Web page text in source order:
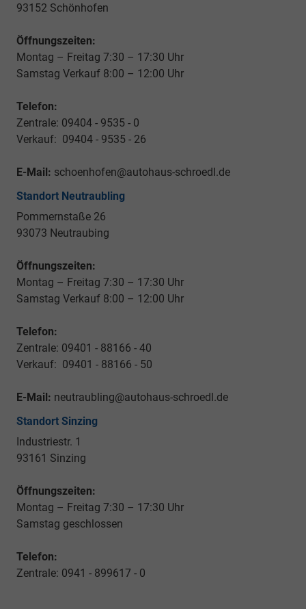
93152 Schönhofen
Öffnungszeiten:
Montag – Freitag 7:30 – 17:30 Uhr
Samstag Verkauf 8:00 – 12:00 Uhr
Telefon:
Zentrale: 09404 - 9535 - 0
Verkauf: 09404 - 9535 - 26
E-Mail: schoenhofen@autohaus-schroedl.de
Standort Neutraubling
Pommernstaße 26
93073 Neutraubing
Öffnungszeiten:
Montag – Freitag 7:30 – 17:30 Uhr
Samstag Verkauf 8:00 – 12:00 Uhr
Telefon:
Zentrale: 09401 - 88166 - 40
Verkauf: 09401 - 88166 - 50
E-Mail: neutraubling@autohaus-schroedl.de
Standort Sinzing
Industriestr. 1
93161 Sinzing
Öffnungszeiten:
Montag – Freitag 7:30 – 17:30 Uhr
Samstag geschlossen
Telefon:
Zentrale: 0941 - 899617 - 0